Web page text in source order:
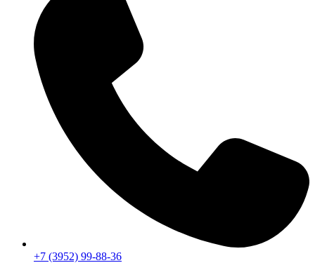
+7 (3952) 99-88-36